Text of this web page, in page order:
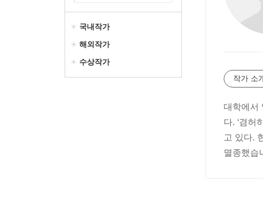
국내작가
해외작가
수상작가
작가 소
대학에서
다. ‘겸허
고 있다.
멸종했습